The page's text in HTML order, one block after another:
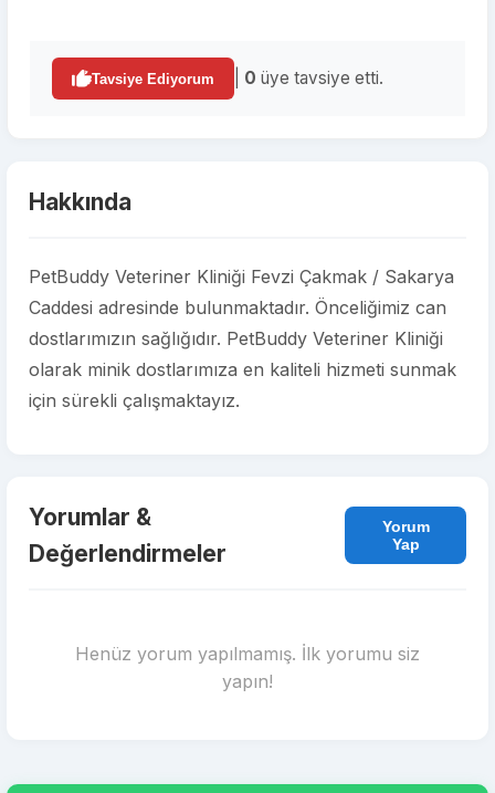
Tavsiye Ediyorum 0 üye tavsiye etti.
Hakkında
PetBuddy Veteriner Kliniği Fevzi Çakmak / Sakarya
Caddesi adresinde bulunmaktadır. Önceliğimiz can
dostlarımızın sağlığıdır. PetBuddy Veteriner Kliniği
olarak minik dostlarımıza en kaliteli hizmeti sunmak
için sürekli çalışmaktayız.
Yorumlar &
Değerlendirmeler
Yorum
Yap
Henüz yorum yapılmamış. İlk yorumu siz
yapın!